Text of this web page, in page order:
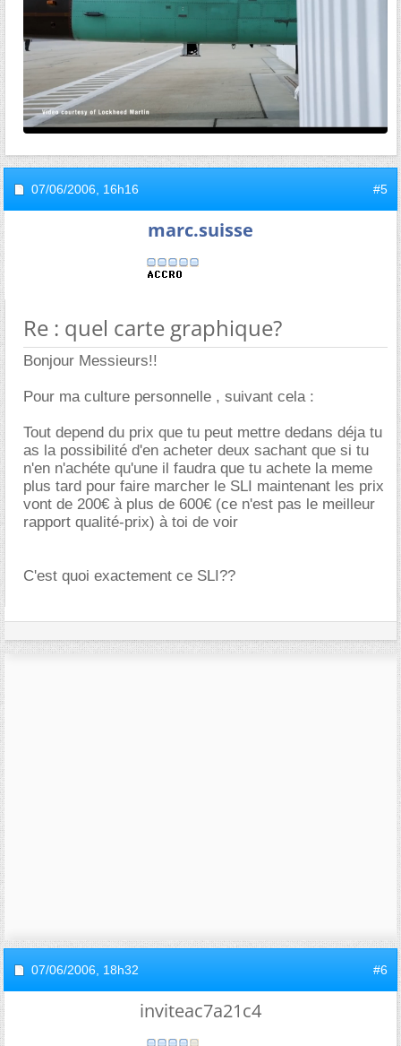
07/06/2006, 16h16 #5
marc.suisse
Re : quel carte graphique?
Bonjour Messieurs!!
Pour ma culture personnelle , suivant cela :
Tout depend du prix que tu peut mettre dedans déja tu
as la possibilité d'en acheter deux sachant que si tu
n'en n'achéte qu'une il faudra que tu achete la meme
plus tard pour faire marcher le SLI maintenant les prix
vont de 200€ à plus de 600€ (ce n'est pas le meilleur
rapport qualité-prix) à toi de voir
C'est quoi exactement ce SLI??
07/06/2006, 18h32 #6
inviteac7a21c4